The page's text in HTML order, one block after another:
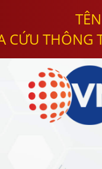
CỨU THÔNG